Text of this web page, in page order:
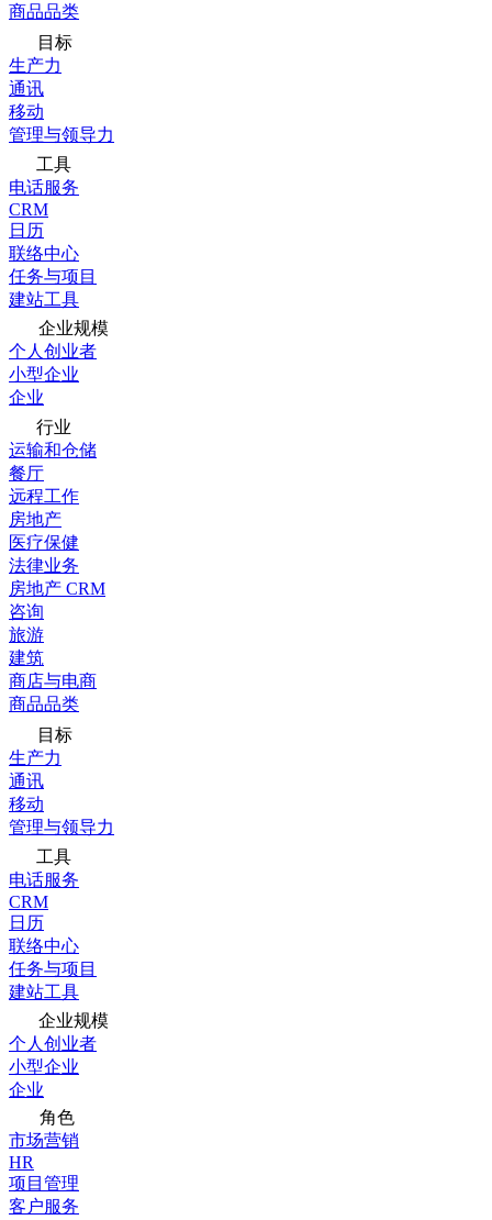
商品品类
目标
生产力
通讯
移动
管理与领导力
工具
电话服务
CRM
日历
联络中心
任务与项目
建站工具
企业规模
个人创业者
小型企业
企业
行业
运输和仓储
餐厅
远程工作
房地产
医疗保健
法律业务
房地产 CRM
咨询
旅游
建筑
商店与电商
商品品类
目标
生产力
通讯
移动
管理与领导力
工具
电话服务
CRM
日历
联络中心
任务与项目
建站工具
企业规模
个人创业者
小型企业
企业
角色
市场营销
HR
项目管理
客户服务